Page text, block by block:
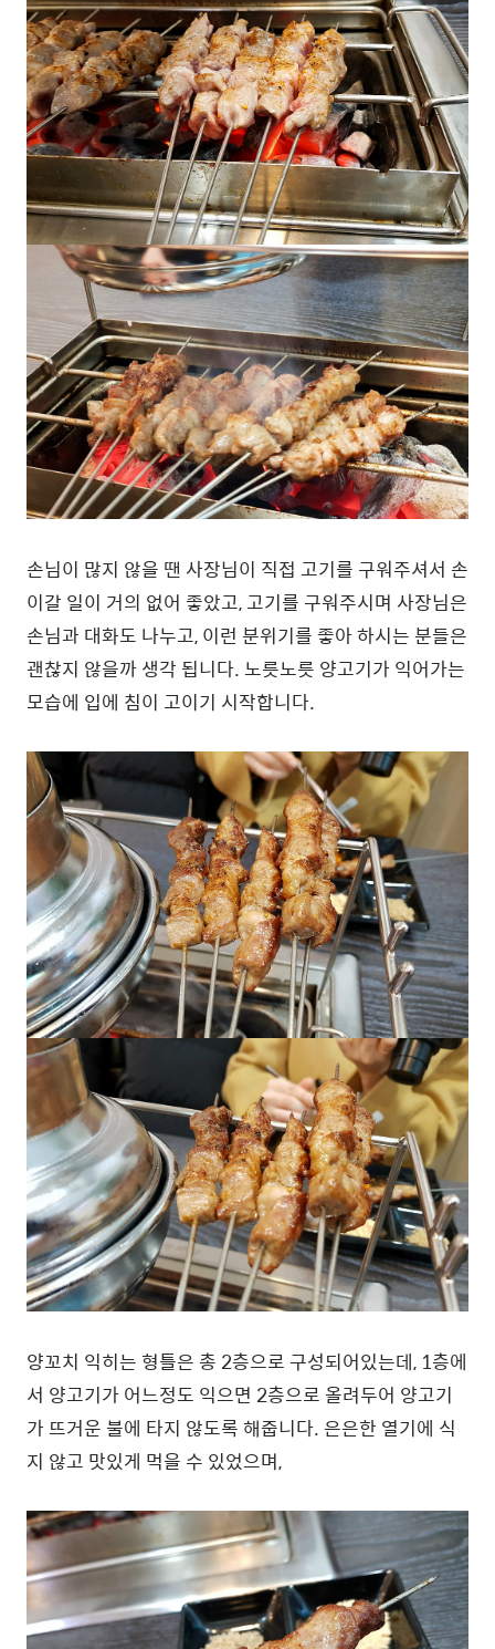
손님이 많지 않을 땐 사장님이 직접 고기를 구워주셔서 손
이갈 일이 거의 없어 좋았고, 고기를 구워주시며 사장님은
손님과 대화도 나누고, 이런 분위기를 좋아 하시는 분들은
괜찮지 않을까 생각 됩니다. 노릇노릇 양고기가 익어가는
모습에 입에 침이 고이기 시작합니다.
양꼬치 익히는 형틀은 총 2층으로 구성되어있는데, 1층에
서 양고기가 어느정도 익으면 2층으로 올려두어 양고기
가 뜨거운 불에 타지 않도록 해줍니다. 은은한 열기에 식
지 않고 맛있게 먹을 수 있었으며,